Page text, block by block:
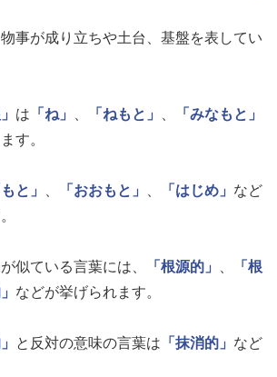
事が成り立ちや土台、基盤を表してい
は 「ね」 「ねもと」
「みなもと」
す。
もと」 「おおもと」 「はじめ」 など
似ている言葉には、 「根源的」
「根
などが挙げられます。
と反対の意味の言葉は 「抹消的」 など